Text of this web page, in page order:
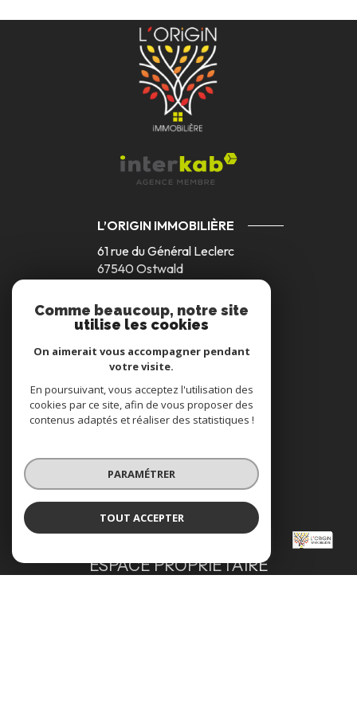
L’Origin Immobilière
L’ORIGIN IMMOBILIÈRE
61 rue du Général Leclerc
67540 Ostwald
contact@origin-immobiliere.fr
NOS RÉSEAUX
NOUS SUIVRE
VOTRE ESPACE
ESPACE PROPRIÉTAIRE
Comme beaucoup, notre site
utilise les cookies
On aimerait vous accompagner pendant
votre visite.
En poursuivant, vous acceptez l'utilisation des
cookies par ce site, afin de vous proposer des
contenus adaptés et réaliser des statistiques !
PARAMÉTRER
TOUT ACCEPTER